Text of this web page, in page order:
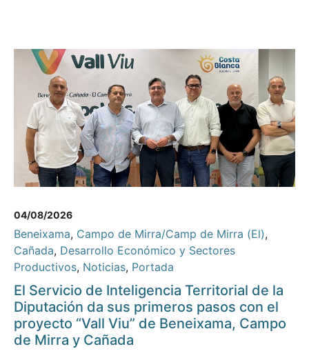
04/08/2026
Beneixama, Campo de Mirra/Camp de Mirra (El),
Cañada, Desarrollo Económico y Sectores
Productivos, Noticias, Portada
El Servicio de Inteligencia Territorial de la
Diputación da sus primeros pasos con el
proyecto “Vall Viu” de Beneixama, Campo
de Mirra y Cañada